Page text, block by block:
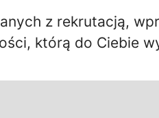
z rekrutacją,
którą do Ciebie